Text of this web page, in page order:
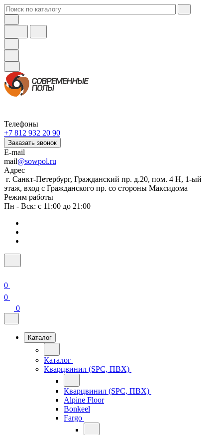
Телефоны
+7 812 932 20 90
Заказать звонок
E-mail
mail@sowpol.ru
Адрес
г. Санкт-Петербург, Гражданский пр. д.20, пом. 4 Н, 1-ый
этаж, вход с Гражданского пр. со стороны Максидома
Режим работы
Пн - Вск: с 11:00 до 21:00
0
0
0
Каталог
Каталог
Кварцвинил (SPC, ПВХ)
Кварцвинил (SPC, ПВХ)
Alpine Floor
Bonkeel
Fargo